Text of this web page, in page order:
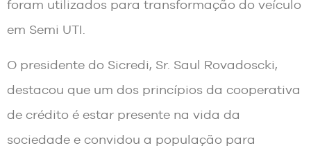
foram utilizados para transformação do veículo
em Semi UTI.
O presidente do Sicredi, Sr. Saul Rovadoscki,
destacou que um dos princípios da cooperativa
de crédito é estar presente na vida da
sociedade e convidou a população para